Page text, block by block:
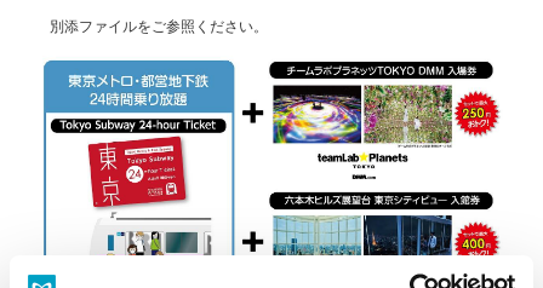
別添ファイルをご参照ください。